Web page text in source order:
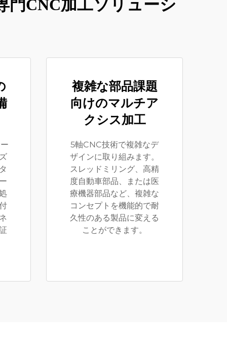
門CNC加工ソリューシ
複雑な部品課題
向けのマルチア
クシス加工
5軸CNC技術で複雑なデ
ザインに取り組みます。
スレッドミリング、高精
度自動車部品、または医
療機器部品など、複雑な
コンセプトを機能的で耐
久性のある製品に変える
ことができます。